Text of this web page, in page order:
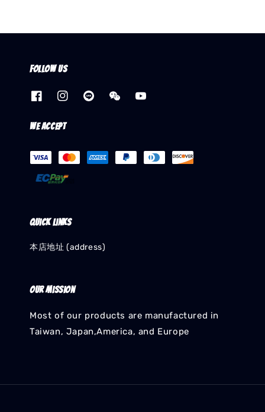
Follow us
We accept
Quick links
本店地址 (address)
Our mission
Most of our products are manufactured in
Taiwan, Japan,America, and Europe